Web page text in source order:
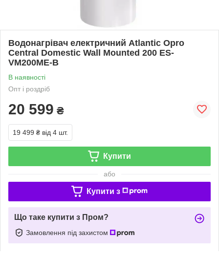
Водонагрівач електричний Atlantic Opro
Central Domestic Wall Mounted 200 ES-
VM200ME-B
В наявності
Опт і роздріб
20 599 ₴
19 499 ₴ від 4 шт.
Купити
або
Купити з
Що таке купити з Пром?
Замовлення під захистом